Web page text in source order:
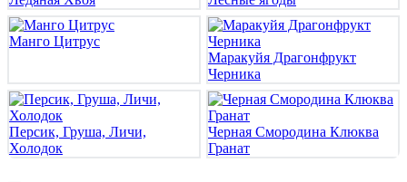
Манго Цитрус
Маракуйя Драгонфрукт
Черника
Персик, Груша, Личи,
Холодок
Черная Смородина Клюква
Гранат